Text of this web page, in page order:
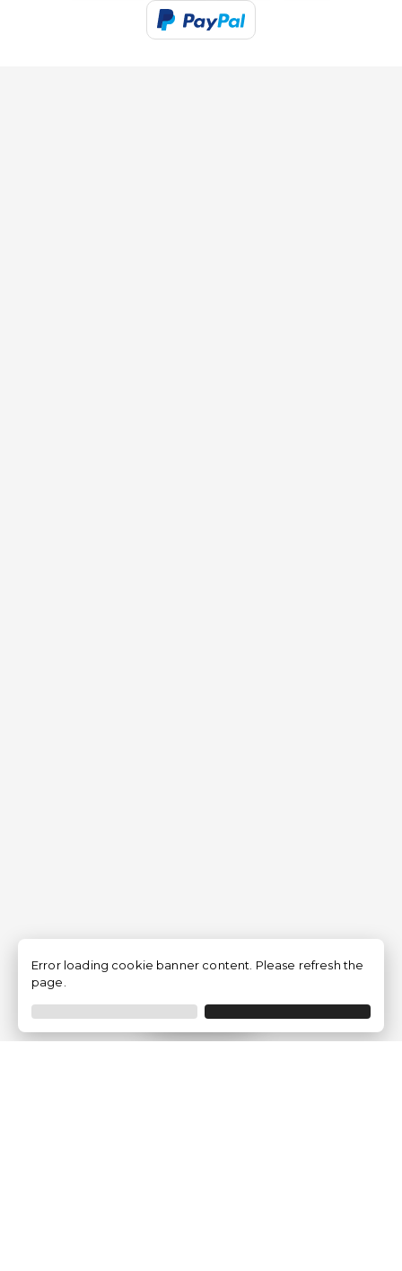
Filtrer
Error loading cookie banner content. Please refresh the
page.